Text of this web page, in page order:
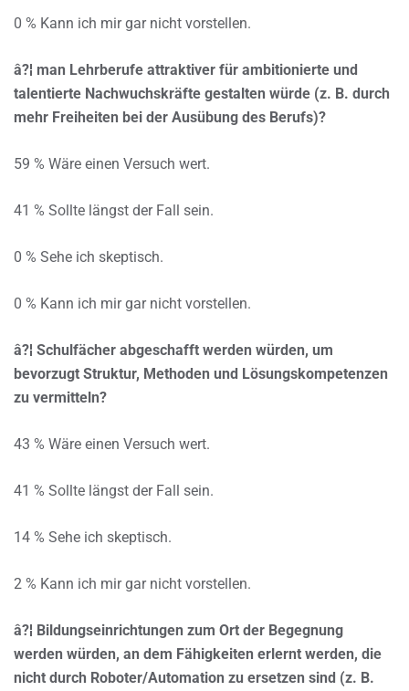
0 % Kann ich mir gar nicht vorstellen.
â?¦ man Lehrberufe attraktiver für ambitionierte und
talentierte Nachwuchskräfte gestalten würde (z. B. durch
mehr Freiheiten bei der Ausübung des Berufs)?
59 % Wäre einen Versuch wert.
41 % Sollte längst der Fall sein.
0 % Sehe ich skeptisch.
0 % Kann ich mir gar nicht vorstellen.
â?¦ Schulfächer abgeschafft werden würden, um
bevorzugt Struktur, Methoden und Lösungskompetenzen
zu vermitteln?
43 % Wäre einen Versuch wert.
41 % Sollte längst der Fall sein.
14 % Sehe ich skeptisch.
2 % Kann ich mir gar nicht vorstellen.
â?¦ Bildungseinrichtungen zum Ort der Begegnung
werden würden, an dem Fähigkeiten erlernt werden, die
nicht durch Roboter/Automation zu ersetzen sind (z. B.